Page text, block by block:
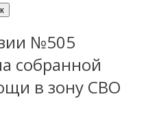
№505
собранной
в зону СВО